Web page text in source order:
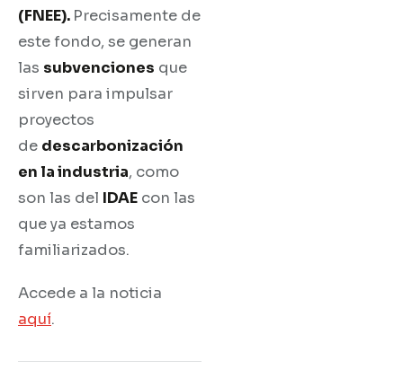
(FNEE). Precisamente de
este fondo, se generan
las subvenciones que
sirven para impulsar
proyectos
de descarbonización
en la industria, como
son las del IDAE con las
que ya estamos
familiarizados.
Accede a la noticia
aquí.